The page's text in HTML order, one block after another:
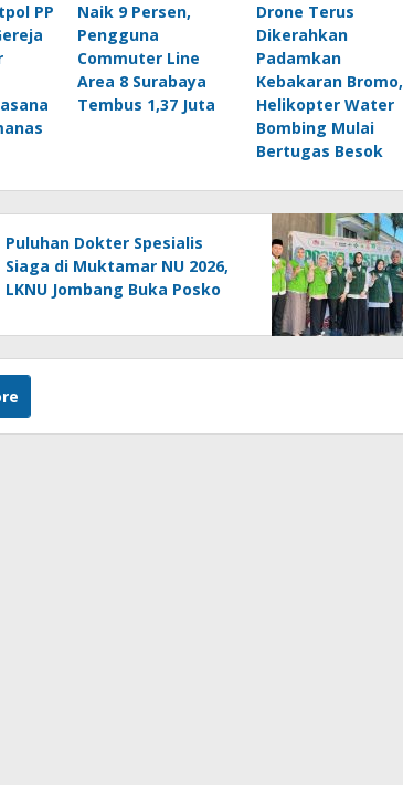
PP
Naik 9 Persen,
Pengguna
Commuter Line
Area 8 Surabaya
Tembus 1,37 Juta
Drone Terus
Dikerahkan
Padamkan
Kebakaran Bromo,
Helikopter Water
Bombing Mulai
Bertugas Besok
Puluhan Dokter Spesialis
Siaga di Muktamar NU 2026,
LKNU Jombang Buka Posko